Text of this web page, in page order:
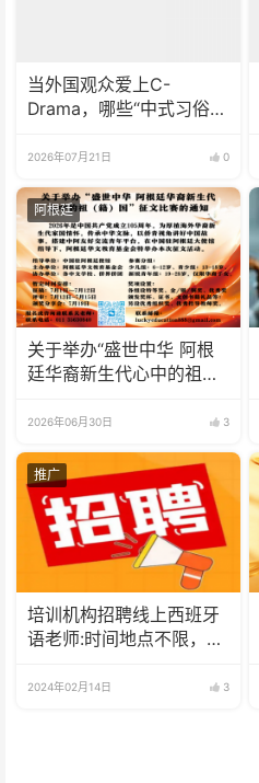
当外国观众爱上C-
Drama，哪些“中式习俗”
2026年07月21日 0
阿根廷
关于举办“盛世中华 阿根
廷华裔新生代心中的祖
2026年06月30日 3
推广
培训机构招聘线上西班牙
语老师:时间地点不限，可
2024年02月14日 3